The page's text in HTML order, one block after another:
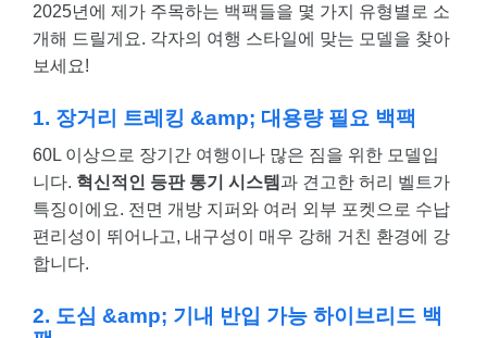
2025년에 제가 주목하는 백팩들을 몇 가지 유형별로 소
개해 드릴게요. 각자의 여행 스타일에 맞는 모델을 찾아
보세요!
1. 장거리 트레킹 &amp; 대용량 필요 백팩
60L 이상으로 장기간 여행이나 많은 짐을 위한 모델입
니다. 혁신적인 등판 통기 시스템 과 견고한 허리 벨트가
특징이에요. 전면 개방 지퍼와 여러 외부 포켓으로 수납
편리성이 뛰어나고, 내구성이 매우 강해 거친 환경에 강
합니다.
2. 도심 &amp; 기내 반입 가능 하이브리드 백